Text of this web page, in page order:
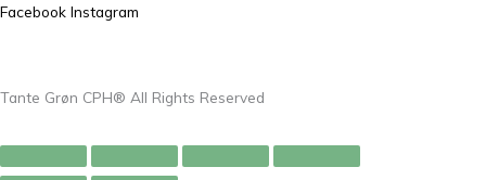
Facebook Instagram
Tante Grøn CPH® All Rights Reserved